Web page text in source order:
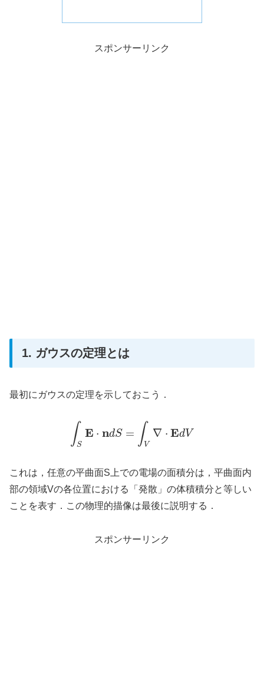
スポンサーリンク
1. ガウスの定理とは
最初にガウスの定理を示しておこう．
∫S
E ⋅ ndS = ∫V
∇ ⋅ EdV
これは，任意の平曲面S上での電場の面積分は，平曲面内
部の領域Vの各位置における「発散」の体積積分と等しい
ことを表す．この物理的描像は最後に説明する．
スポンサーリンク